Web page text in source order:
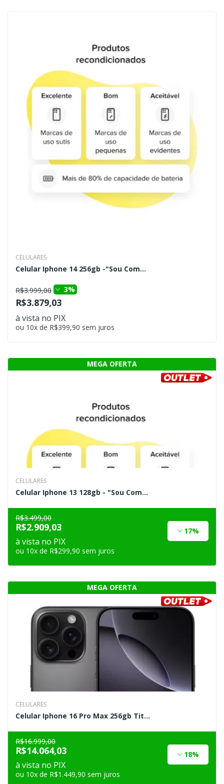
CELULARES
Celular Iphone 14 256gb -"Sou Com...
R$3.999,00 3%
R$3.879,03
à vista no PIX
ou 10x de R$399,90 sem juros
CELULARES
Celular Iphone 13 128gb - "Sou Com...
R$3.499,00
R$2.909,03 17%
à vista no PIX
ou 10x de R$299,90 sem juros
CELULARES
Celular Iphone 16 Pro Max 256gb Tit...
R$16.999,00
R$14.064,03 18%
à vista no PIX
ou 10x de R$1.449,90 sem juros